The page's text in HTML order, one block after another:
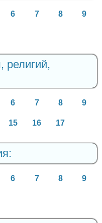
6 7 8 9
религий,
6 7 8 9
15 16 17
6 7 8 9